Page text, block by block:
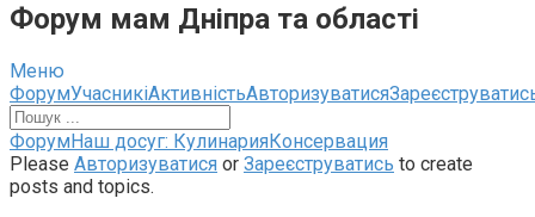
Форум мам Дніпра та області
Меню
Навігація
по
форуму
ФорумУчасникіАктивністьАвторизуватися
Навігаційна
стежка
форуму
ФорумНаш досуг: КулинарияКонсервация
Please Авторизуватися or Зареєструватись to create
posts and topics.